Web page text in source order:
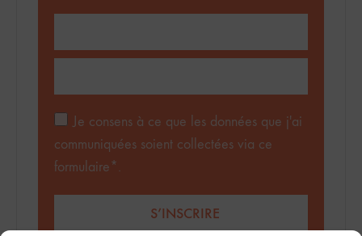
Je consens à ce que les données que j'ai
communiquées soient collectées via ce
formulaire*.